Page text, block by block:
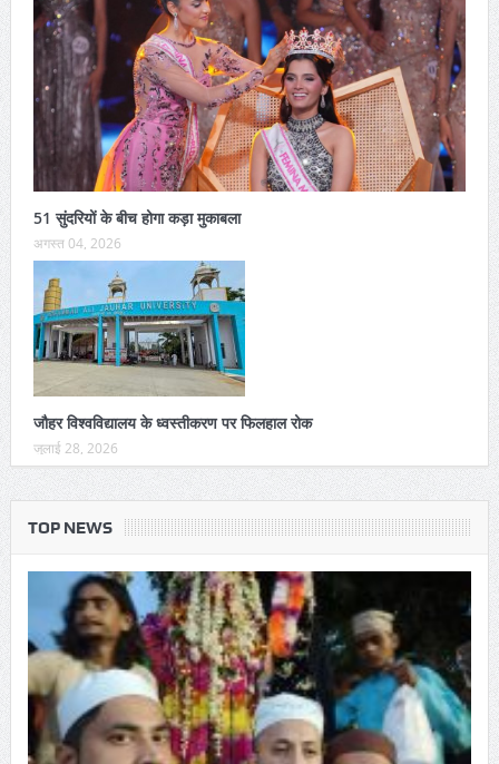
51 सुंदरियों के बीच होगा कड़ा मुकाबला
अगस्त 04, 2026
जौहर विश्वविद्यालय के ध्वस्तीकरण पर फिलहाल रोक
जुलाई 28, 2026
TOP NEWS